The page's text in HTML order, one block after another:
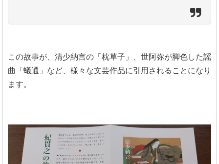
この故事が、清少納言の「枕草子」、世阿弥が脚色した謡
曲「蟻通」など、様々な文芸作品に引用されることになり
ます。